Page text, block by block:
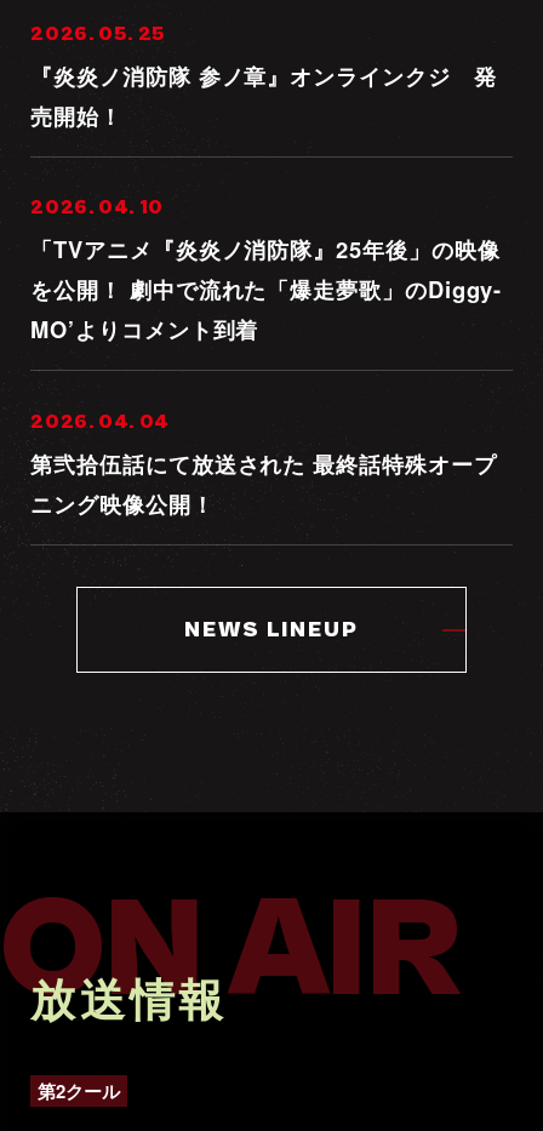
2026. 05. 25
『炎炎ノ消防隊 参ノ章』オンラインクジ 発
売開始！
2026. 04. 10
「TVアニメ『炎炎ノ消防隊』25年後」の映像
を公開！ 劇中で流れた「爆走夢歌」のDiggy-
MO’よりコメント到着
2026. 04. 04
第弐拾伍話にて放送された 最終話特殊オープ
ニング映像公開！
NEWS LINEUP
ON AIR
放送情報
第2クール